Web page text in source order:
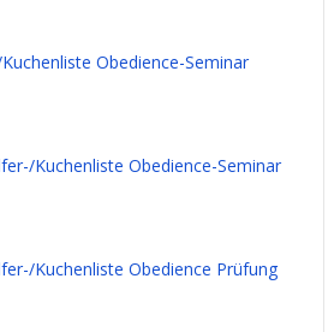
Obedience-Seminar
Kuchenliste Obedience-Seminar
Kuchenliste Obedience Prüfung